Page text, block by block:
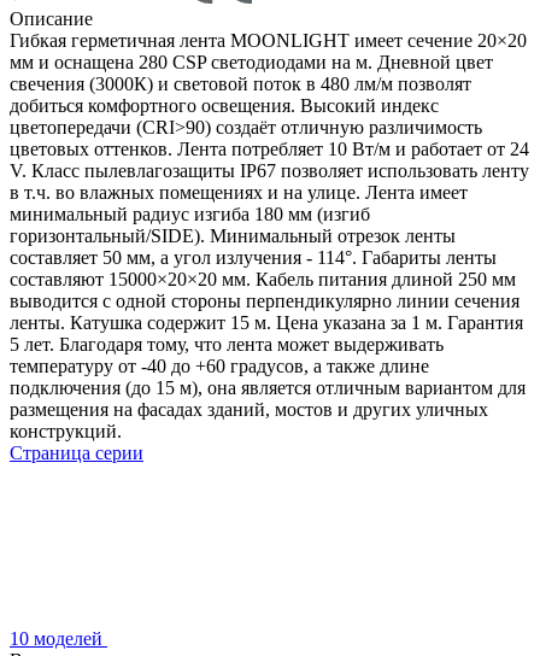
Описание
Гибкая герметичная лента MOONLIGHT имеет сечение 20×20
мм и оснащена 280 CSP светодиодами на м. Дневной цвет
свечения (3000К) и световой поток в 480 лм/м позволят
добиться комфортного освещения. Высокий индекс
цветопередачи (CRI>90) создаёт отличную различимость
цветовых оттенков. Лента потребляет 10 Вт/м и работает от 24
V. Класс пылевлагозащиты IP67 позволяет использовать ленту
в т.ч. во влажных помещениях и на улице. Лента имеет
минимальный радиус изгиба 180 мм (изгиб
горизонтальный/SIDE). Минимальный отрезок ленты
составляет 50 мм, а угол излучения - 114°. Габариты ленты
составляют 15000×20×20 мм. Кабель питания длиной 250 мм
выводится с одной стороны перпендикулярно линии сечения
ленты. Катушка содержит 15 м. Цена указана за 1 м. Гарантия
5 лет. Благодаря тому, что лента может выдерживать
температуру от -40 до +60 градусов, а также длине
подключения (до 15 м), она является отличным вариантом для
размещения на фасадах зданий, мостов и других уличных
конструкций.
Страница серии
10 моделей